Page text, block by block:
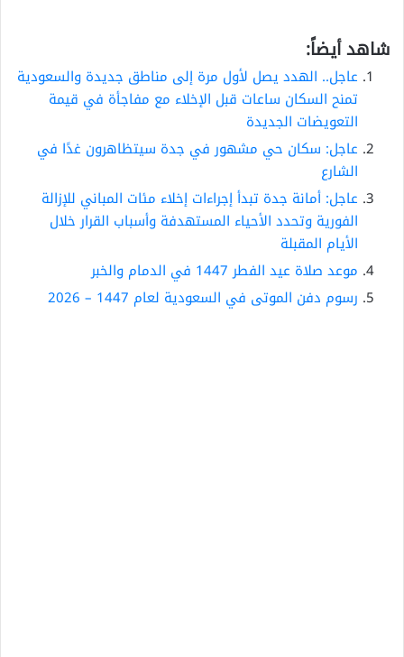
شاهد أيضاً:
عاجل.. الهدد يصل لأول مرة إلى مناطق جديدة والسعودية
تمنح السكان ساعات قبل الإخلاء مع مفاجأة في قيمة
التعويضات الجديدة
عاجل: سكان حي مشهور في جدة سيتظاهرون غدًا في
الشارع
عاجل: أمانة جدة تبدأ إجراءات إخلاء مئات المباني للإزالة
الفورية وتحدد الأحياء المستهدفة وأسباب القرار خلال
الأيام المقبلة
موعد صلاة عيد الفطر 1447 في الدمام والخبر
رسوم دفن الموتى في السعودية لعام 1447 – 2026